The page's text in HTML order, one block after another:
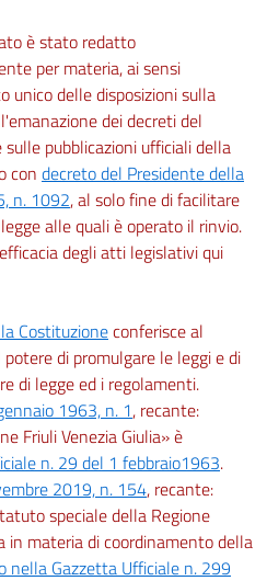
è stato redatto
per materia, ai sensi
unico delle disposizioni sulla
dei decreti del
pubblicazioni ufficiali della
con decreto del Presidente della
n. 1092, al solo fine di facilitare
alle quali è operato il rinvio.
degli atti legislativi qui
Costituzioneconferisce al
di promulgare le leggi e di
di legge ed i regolamenti.
1963, n. 1, recante:
Friuli Venezia Giulia» è
n. 29 del 1 febbraio1963.
2019, n. 154, recante:
speciale della Regione
in materia di coordinamento della
nella Gazzetta Ufficiale n. 299